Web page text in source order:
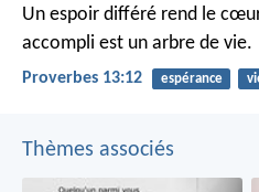
Un espoir différé rend le
accompli est un arbre de vie.
Proverbes 13:12 espérance
Thèmes associés